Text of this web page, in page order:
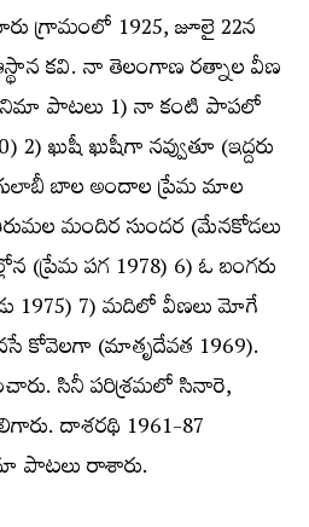
గ్రామంలో 1925, జూలై 22న
కవి. నా తెలంగాణ రత్నాల వీణ
పాటలు 1) నా కంటి పాపలో
ఖుషీ ఖుషీగా నవ్వుతూ (ఇద్దరు
బాల అందాల ప్రేమ మాల
మందిర సుందర (మేనకోడలు
(ప్రేమ పగ 1978) 6) ఓ బంగరు
1975) 7) మదిలో వీణలు మోగే
కోవెలగా (మాతృదేవత 1969).
సినీ పరిశ్రమలో సినారె,
దాశరథి 1961-87
పాటలు రాశారు.